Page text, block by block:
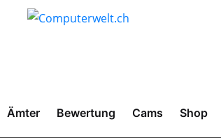
Ämter Bewertung Cams Shop